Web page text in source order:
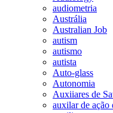
audiometria
Austrália
Australian Job
autism
autismo
autista
Auto-glass
Autonomia
Auxiiares de
auxilar de ação